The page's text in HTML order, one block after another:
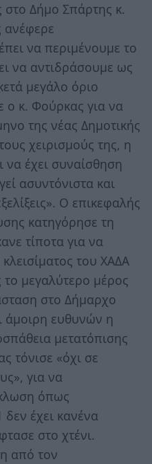
στο Δήμο Σπάρτης κ.
να περιμένουμε το
να αντιδράσουμε ως
μεγάλο όριο
ο κ. Φούρκας για να
της νέας Δημοτικής
χειρισμούς της, η
να έχει συναίσθηση
ασυντόνιστα και
Ο επικεφαλής
κατηγόρησε τη
τίποτα για να
του ΧΑΔΑ
μεγαλύτερο μέρος
στο Δήμαρχο
άμοιρη ευθυνών η
μετατόπισης
τόνισε «όχι σε
για να
όπως
δεν έχει κανένα
στο χτένι.
από τον